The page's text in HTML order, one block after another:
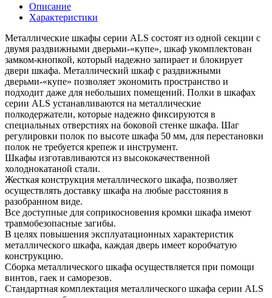
Описание
Характеристики
Металлические шкафы серии ALS состоят из одной секции с
двумя раздвижными дверьми-«купе», шкаф укомплектован
замком-кнопкой, который надежно запирает и блокирует
двери шкафа. Металлический шкаф с раздвижными
дверьми-«купе» позволяет экономить пространство и
подходит даже для небольших помещений. Полки в шкафах
серии ALS устанавливаются на металлические
полкодержатели, которые надежно фиксируются в
специальных отверстиях на боковой стенке шкафа. Шаг
регулировки полок по высоте шкафа 50 мм, для перестановки
полок не требуется крепеж и инструмент.
Шкафы изготавливаются из высококачественной
холоднокатаной стали.
Жесткая конструкция металлического шкафа, позволяет
осуществлять доставку шкафа на любые расстояния в
разобранном виде.
Все доступные для соприкосновения кромки шкафа имеют
травмобезопасные загибы.
В целях повышения эксплуатационных характеристик
металлического шкафа, каждая дверь имеет коробчатую
конструкцию.
Сборка металлического шкафа осуществляется при помощи
винтов, гаек и саморезов.
Стандартная комплектация металлического шкафа серии ALS